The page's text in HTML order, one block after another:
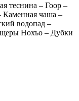
теснина – Гоор –
Каменная чаша –
водопад –
Нохъо – Дубки